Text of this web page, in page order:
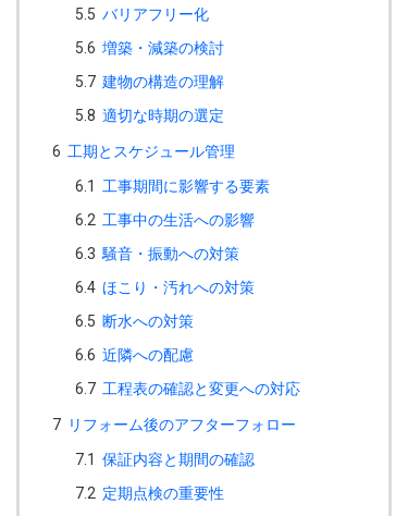
5.5 バリアフリー化
5.6 増築・減築の検討
5.7 建物の構造の理解
5.8 適切な時期の選定
6 工期とスケジュール管理
6.1 工事期間に影響する要素
6.2 工事中の生活への影響
6.3 騒音・振動への対策
6.4 ほこり・汚れへの対策
6.5 断水への対策
6.6 近隣への配慮
6.7 工程表の確認と変更への対応
7 リフォーム後のアフターフォロー
7.1 保証内容と期間の確認
7.2 定期点検の重要性